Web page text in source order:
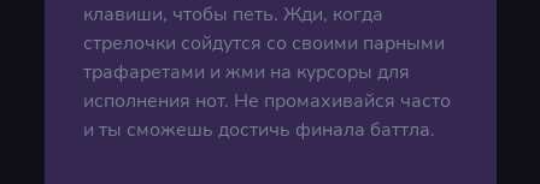
клавиши, чтобы петь. Жди, когда
стрелочки сойдутся со своими парными
трафаретами и жми на курсоры для
исполнения нот. Не промахивайся часто
и ты сможешь достичь финала баттла.